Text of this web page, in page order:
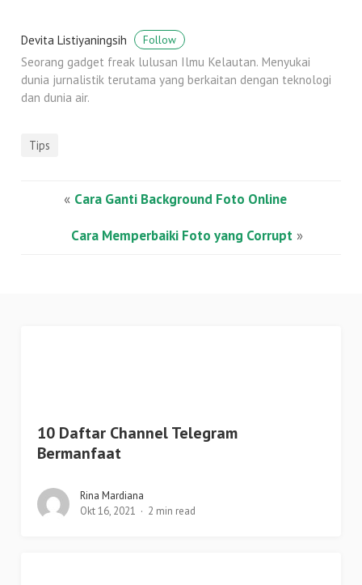
Devita Listiyaningsih Follow
Seorang gadget freak lulusan Ilmu Kelautan. Menyukai
dunia jurnalistik terutama yang berkaitan dengan teknologi
dan dunia air.
Tips
« Cara Ganti Background Foto Online
Cara Memperbaiki Foto yang Corrupt »
10 Daftar Channel Telegram
Bermanfaat
Rina Mardiana
Okt 16, 2021
2 min read